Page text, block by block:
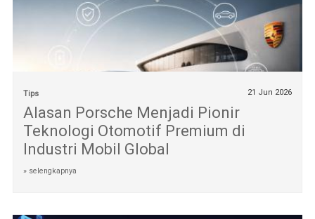
Tips 21 Jun 2026
Alasan Porsche Menjadi Pionir
Teknologi Otomotif Premium di
Industri Mobil Global
» selengkapnya